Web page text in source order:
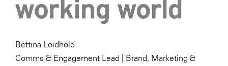
Bettina Loidhold
Comms & Engagement Lead | Brand, Marketing &